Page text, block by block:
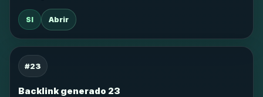
SI Abrir
#23
Backlink generado 23